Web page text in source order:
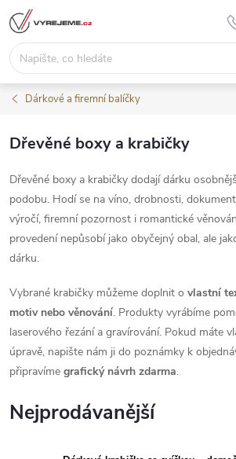
Přejít
na
obsah
Dárkové a firemní balíčky
Dřevěné boxy a krabičky
Dřevěné boxy a krabičky dodají dárku
podobu. Hodí se na víno, drobnosti,
výročí, firemní pozornost i romantické
provedení nepůsobí jako obyčejný obal, ale
dárku.
Vybrané krabičky můžeme doplnit o vlastní
motiv nebo věnování. Produkty vyrábíme
laserového řezání a gravírování. Pokud máte
úpravě, napište nám ji do poznámky k
připravíme grafický návrh zdarma.
Nejprodávanější